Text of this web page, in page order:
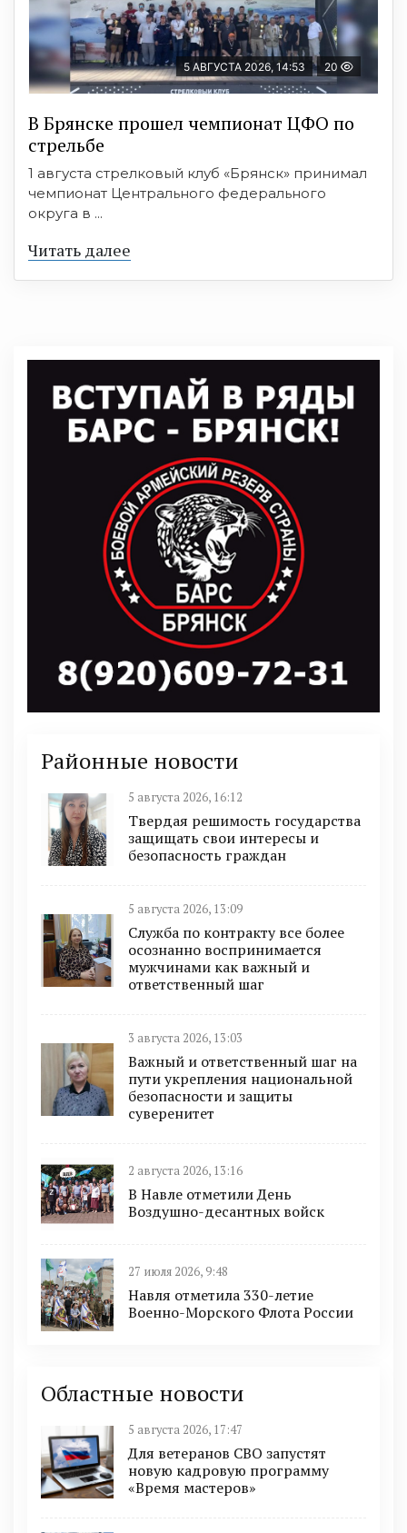
5 АВГУСТА 2026, 14:53 20
В Брянске прошел чемпионат ЦФО по
стрельбе
1 августа стрелковый клуб «Брянск» принимал
чемпионат Центрального федерального
округа в ...
Читать далее
Районные новости
5 августа 2026, 16:12
Твердая решимость государства
защищать свои интересы и
безопасность граждан
5 августа 2026, 13:09
Служба по контракту все более
осознанно воспринимается
мужчинами как важный и
ответственный шаг
3 августа 2026, 13:03
Важный и ответственный шаг на
пути укрепления национальной
безопасности и защиты
суверенитет
2 августа 2026, 13:16
В Навле отметили День
Воздушно-десантных войск
27 июля 2026, 9:48
Навля отметила 330-летие
Военно-Морского Флота России
Областные новости
5 августа 2026, 17:47
Для ветеранов СВО запустят
новую кадровую программу
«Время мастеров»